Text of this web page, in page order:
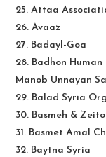
25. Attaa
26. Avaaz
27. Badayl-Goa
28. Badhon
Manob Unnayan
29. Balad Syria
30. Basmeh &
31. Basmet Amal
32. Baytna Syria